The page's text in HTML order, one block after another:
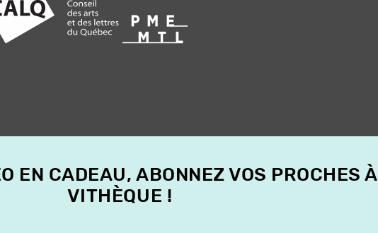
EN CADEAU, ABONNEZ VOS PROCHES À
VITHÈQUE !